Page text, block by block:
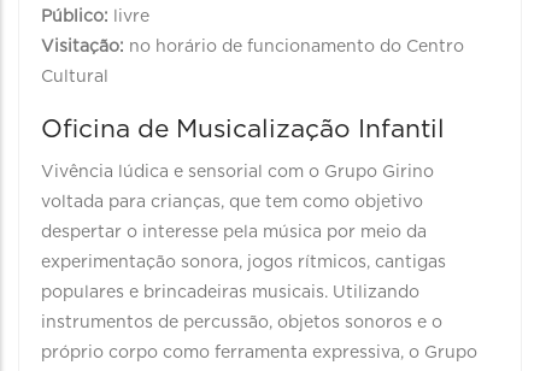
Público: livre
Visitação: no horário de funcionamento do Centro
Cultural
Oficina de Musicalização Infantil
Vivência lúdica e sensorial com o Grupo Girino
voltada para crianças, que tem como objetivo
despertar o interesse pela música por meio da
experimentação sonora, jogos rítmicos, cantigas
populares e brincadeiras musicais. Utilizando
instrumentos de percussão, objetos sonoros e o
próprio corpo como ferramenta expressiva, o Grupo